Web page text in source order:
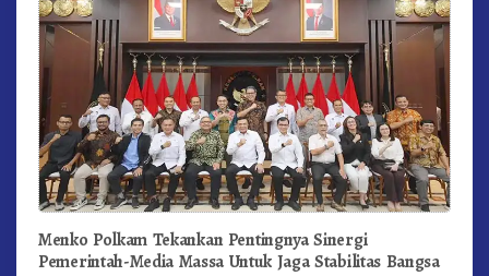
Menko Polkam Tekankan Pentingnya Sinergi
Pemerintah-Media Massa Untuk Jaga Stabilitas Bangsa